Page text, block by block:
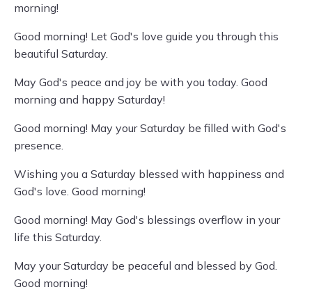
morning!
Good morning! Let God's love guide you through this
beautiful Saturday.
May God's peace and joy be with you today. Good
morning and happy Saturday!
Good morning! May your Saturday be filled with God's
presence.
Wishing you a Saturday blessed with happiness and
God's love. Good morning!
Good morning! May God's blessings overflow in your
life this Saturday.
May your Saturday be peaceful and blessed by God.
Good morning!